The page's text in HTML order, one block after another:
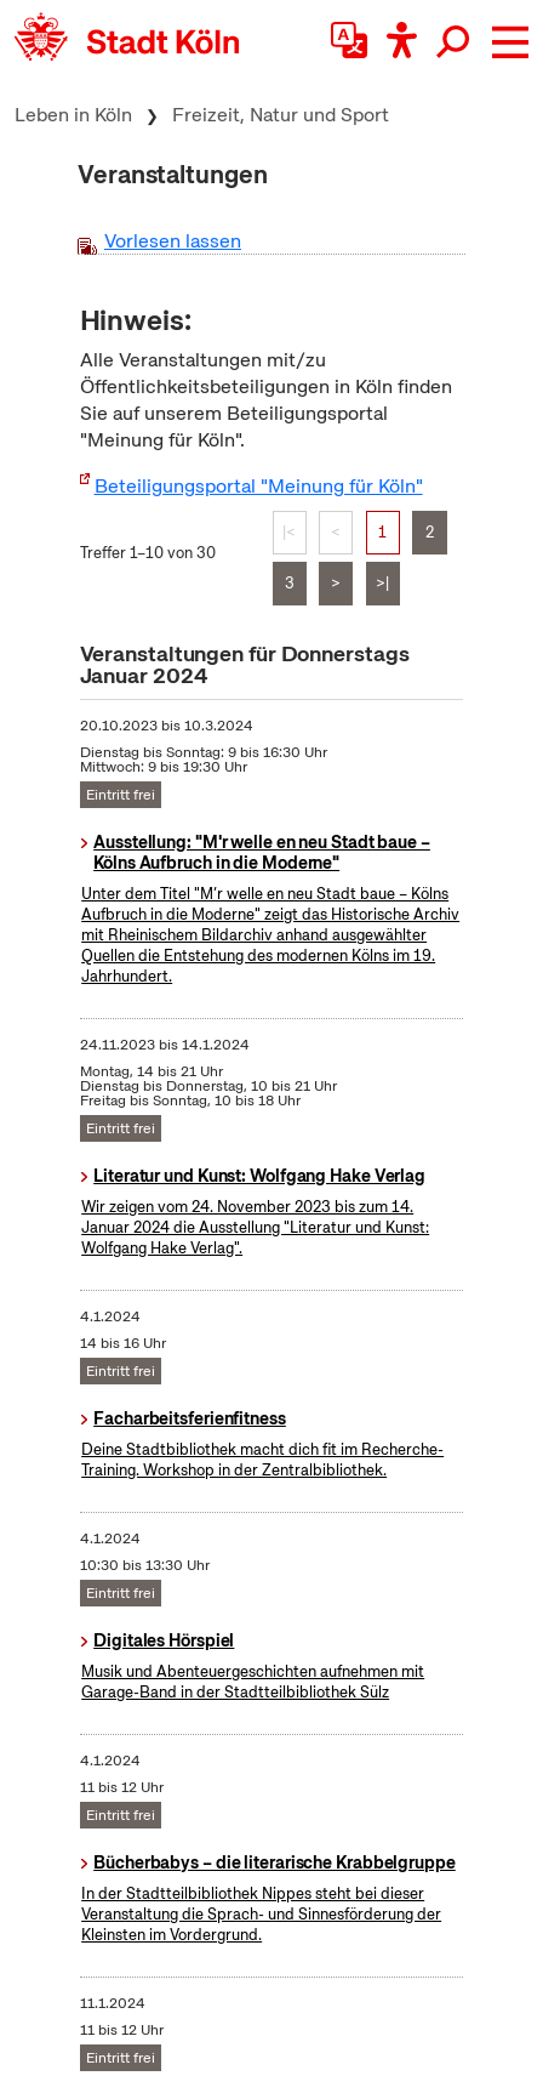
zum Inhalt springen
Leben in Köln Freizeit, Natur und Sport
Veranstaltungen
Vorlesen lassen
Hinweis:
Alle Veranstaltungen mit/zu
Öffentlichkeitsbeteiligungen in Köln finden
Sie auf unserem Beteiligungsportal
"Meinung für Köln".
Beteiligungsportal "Meinung für Köln"
Treffer 1–10 von 30
|< < 1 2
3 > >|
Veranstaltungen für Donnerstags
Januar 2024
20.10.2023bis10.3.2024
Dienstag bis Sonntag: 9 bis 16:30 Uhr
Mittwoch: 9 bis 19:30 Uhr
Eintritt frei
Ausstellung: "M'r welle en neu Stadt baue –
Kölns Aufbruch in die Moderne"
Unter dem Titel "M’r welle en neu Stadt baue – Kölns
Aufbruch in die Moderne" zeigt das Historische Archiv
mit Rheinischem Bildarchiv anhand ausgewählter
Quellen die Entstehung des modernen Kölns im 19.
Jahrhundert.
24.11.2023bis14.1.2024
Montag, 14 bis 21 Uhr
Dienstag bis Donnerstag, 10 bis 21 Uhr
Freitag bis Sonntag, 10 bis 18 Uhr
Eintritt frei
Literatur und Kunst: Wolfgang Hake Verlag
Wir zeigen vom 24. November 2023 bis zum 14.
Januar 2024 die Ausstellung "Literatur und Kunst:
Wolfgang Hake Verlag".
4.1.2024
14 bis 16 Uhr
Eintritt frei
Facharbeitsferienfitness
Deine Stadtbibliothek macht dich fit im Recherche-
Training. Workshop in der Zentralbibliothek.
4.1.2024
10:30 bis 13:30 Uhr
Eintritt frei
Digitales Hörspiel
Musik und Abenteuergeschichten aufnehmen mit
Garage-Band in der Stadtteilbibliothek Sülz
4.1.2024
11 bis 12 Uhr
Eintritt frei
Bücherbabys – die literarische Krabbelgruppe
In der Stadtteilbibliothek Nippes steht bei dieser
Veranstaltung die Sprach- und Sinnesförderung der
Kleinsten im Vordergrund.
11.1.2024
11 bis 12 Uhr
Eintritt frei